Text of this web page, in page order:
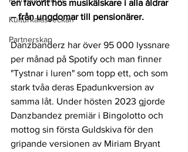
Kulturkalasveckan
Partnerskap
en favorit hos musikälskare i alla åldrar
– från ungdomar till pensionärer.
Danzbanderz har över 95 000 lyssnare
per månad på Spotify och man finner
"Tystnar i luren" som topp ett, och som
stark tvåa deras Epadunkversion av
samma låt. Under hösten 2023 gjorde
Danzbandez premiär i Bingolotto och
mottog sin första Guldskiva för den
gripande versionen av Miriam Bryant